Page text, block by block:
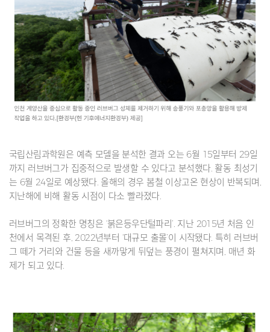
국립산림과학원은 예측 모델을 분석한 결과 오는 6월 15일부터 29일
까지 러브버그가 집중적으로 발생할 수 있다고 분석했다. 활동 최성기
는 6월 24일로 예상됐다. 올해의 경우 봄철 이상고온 현상이 반복되며,
지난해에 비해 활동 시점이 다소 빨라졌다.
러브버그의 정확한 명칭은 ‘붉은등우단털파리’. 지난 2015년 처음 인
천에서 목격된 후, 2022년부터 ‘대규모 출몰’이 시작됐다. 특히 러브버
그 떼가 거리와 건물 등을 새까맣게 뒤덮는 풍경이 펼쳐지며, 매년 화
제가 되고 있다.